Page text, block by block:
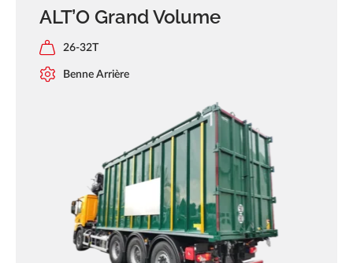
ALT’O Grand Volume
26-32T
Benne Arrière